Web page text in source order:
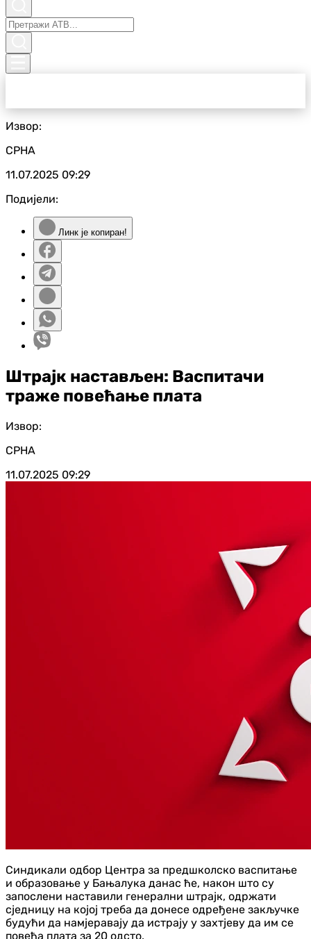
Извор:
СРНА
11.07.2025 09:29
Подијели:
Линк је копиран!
Штрајк настављен: Васпитачи
траже повећање плата
Извор:
СРНА
11.07.2025 09:29
Синдикали одбор Центра за предшколско васпитање
и образовање у Бањалука данас ће, након што су
запослени наставили генерални штрајк, одржати
сједницу на којој треба да донесе одређене закључке
будући да намјеравају да истрају у захтјеву да им се
повећа плата за 20 одсто.